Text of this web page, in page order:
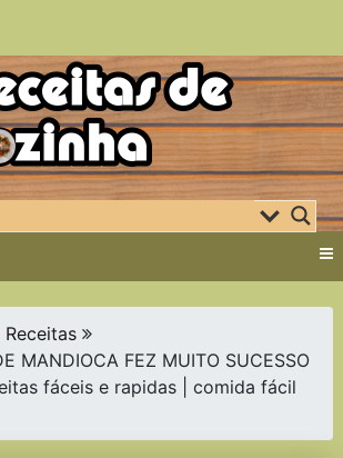
Receitas
MANDIOCA FEZ MUITO SUCESSO
fáceis e rapidas | comida fácil